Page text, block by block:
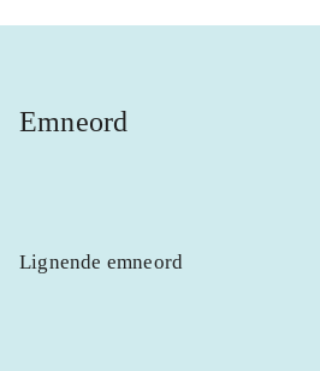
Emneord
Lignende emneord